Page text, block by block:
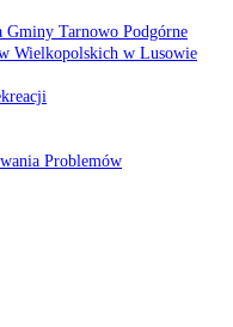
Gminy Tarnowo Podgórne
Wielkopolskich w Lusowie
Problemów